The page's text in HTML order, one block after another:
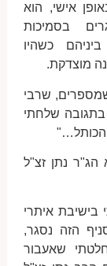
אישי, הוא
בסמיכות
כשהיו
מוצדקת.
שרבי
שלחתי
הכותל…"
נתן זצ"ל
איתרי
הזה נסגר,
שאעבור